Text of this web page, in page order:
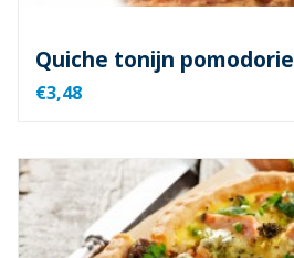
Quiche tonijn pomodorie
€3,48